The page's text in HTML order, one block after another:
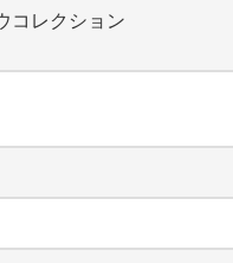
コレクション